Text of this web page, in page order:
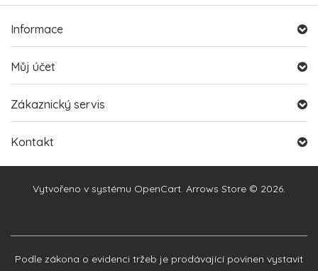
Informace
Můj účet
Zákaznický servis
Kontakt
Vytvořeno v systému OpenCart. Arrows Store © 2026.
Podle zákona o evidenci tržeb je prodávající povinen vystavit